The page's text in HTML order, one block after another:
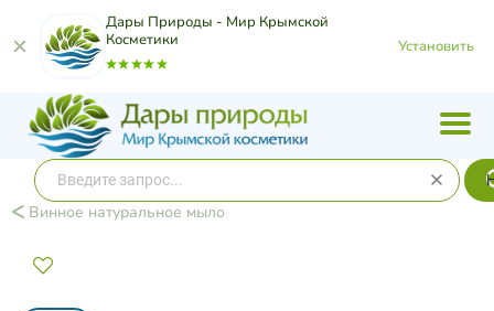
Дары Природы - Мир Крымской
Косметики
Установить
Винное натуральное мыло